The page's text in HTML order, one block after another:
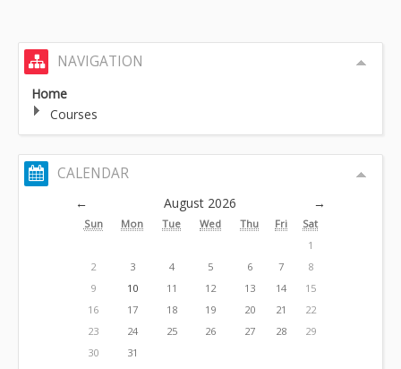
NAVIGATION
Home
Courses
CALENDAR
← August 2026 →
Sun Mon Tue Wed Thu Fri
Sat
1
2
3 4 5 6 7
8
9
10 11 12 13 14
15
16
17 18 19 20 21
22
23
24 25 26 27 28
29
30
31